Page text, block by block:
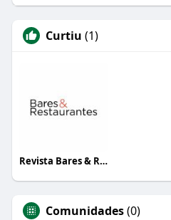
Curtiu (1)
Revista Bares & Restaurantes
Comunidades(0)